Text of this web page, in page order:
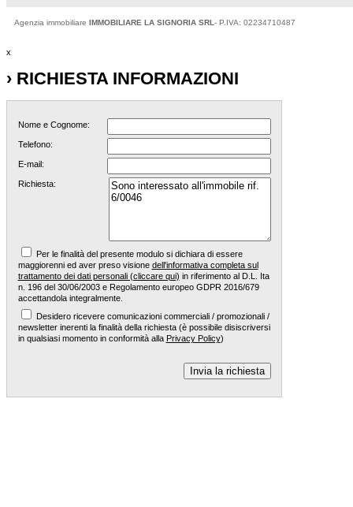
Agenzia immobiliare IMMOBILIARE LA SIGNORIA SRL - P.IVA: 02234710487
x
› RICHIESTA INFORMAZIONI
Nome e Cognome:
Telefono:
E-mail:
Richiesta:
Per le finalità del presente modulo si dichiara di essere
maggiorenni ed aver preso visione dell'informativa completa sul
trattamento dei dati personali (cliccare qui) in riferimento al D.L. Ita
n. 196 del 30/06/2003 e Regolamento europeo GDPR 2016/679
accettandola integralmente.
Desidero ricevere comunicazioni commerciali / promozionali /
newsletter inerenti la finalità della richiesta (è possibile disiscriversi
in qualsiasi momento in conformità alla Privacy Policy)